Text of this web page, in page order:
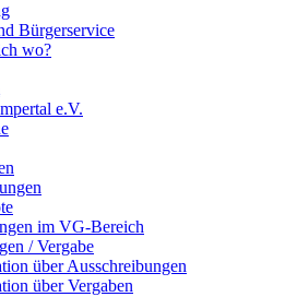
Bürgerservice
wo?
e.V.
im VG-Bereich
/ Vergabe
über Ausschreibungen
über Vergaben